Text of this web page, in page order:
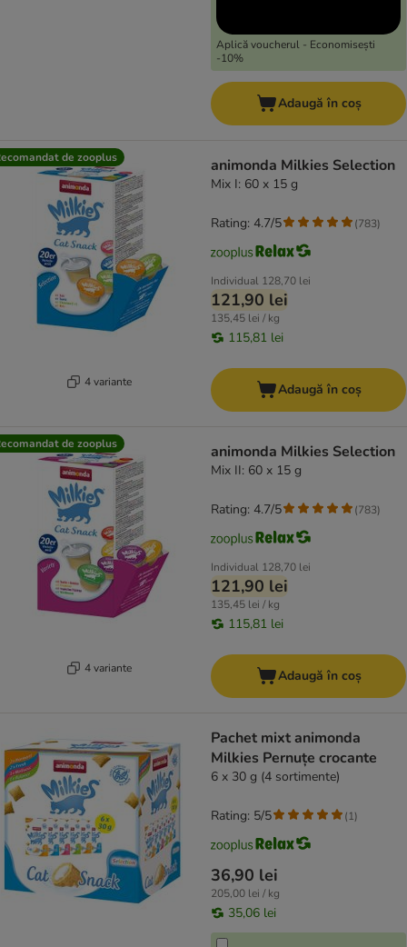
Aplică voucherul - Economisești
-10%
Adaugă în coș
de zooplus
4 variante
animonda Milkies Selection
Mix I: 60 x 15 g
Individual 128,70 lei
121,90 lei
135,45 lei / kg
115,81 lei
Rating: 4.7/5 (783)
Adaugă în coș
de zooplus
4 variante
animonda Milkies Selection
Mix II: 60 x 15 g
Individual 128,70 lei
121,90 lei
135,45 lei / kg
115,81 lei
Rating: 4.7/5 (783)
Adaugă în coș
Pachet mixt animonda
Milkies Pernuțe crocante
6 x 30 g (4 sortimente)
36,90 lei
205,00 lei / kg
35,06 lei
Rating: 5/5 (1)